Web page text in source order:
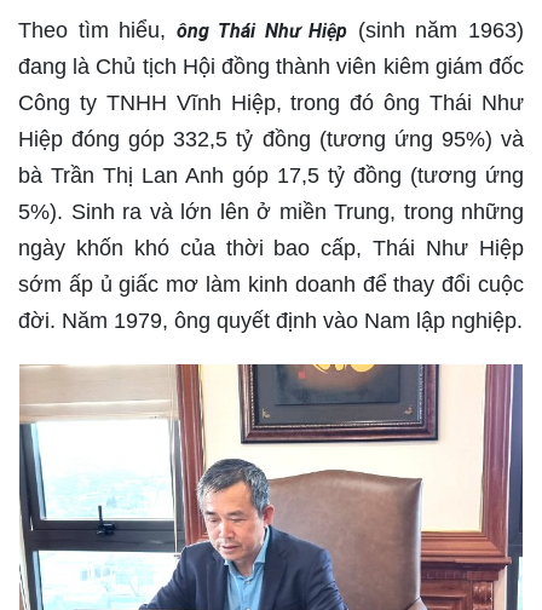
Theo tìm hiểu, ông Thái Như Hiệp (sinh năm 1963)
đang là Chủ tịch Hội đồng thành viên kiêm giám đốc
Công ty TNHH Vĩnh Hiệp, trong đó ông Thái Như
Hiệp đóng góp 332,5 tỷ đồng (tương ứng 95%) và
bà Trần Thị Lan Anh góp 17,5 tỷ đồng (tương ứng
5%). Sinh ra và lớn lên ở miền Trung, trong những
ngày khốn khó của thời bao cấp, Thái Như Hiệp
sớm ấp ủ giấc mơ làm kinh doanh để thay đổi cuộc
đời. Năm 1979, ông quyết định vào Nam lập nghiệp.